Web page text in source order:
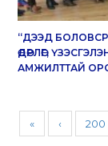
“ДЭЭД
ӨДӨРЛӨГ,
АМЖИЛТТАЙ
« ‹ 200